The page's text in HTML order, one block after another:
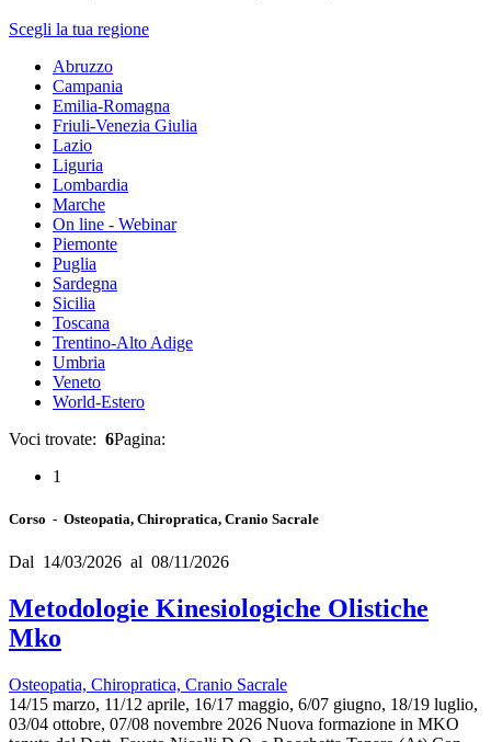
Scegli la tua regione
Abruzzo
Campania
Emilia-Romagna
Friuli-Venezia Giulia
Lazio
Liguria
Lombardia
Marche
On line - Webinar
Piemonte
Puglia
Sardegna
Sicilia
Toscana
Trentino-Alto Adige
Umbria
Veneto
World-Estero
Voci trovate: 6Pagina:
1
Corso - Osteopatia, Chiropratica, Cranio Sacrale
Dal 14/03/2026 al 08/11/2026
Metodologie Kinesiologiche Olistiche
Mko
Osteopatia, Chiropratica, Cranio Sacrale
14/15 marzo, 11/12 aprile, 16/17 maggio, 6/07 giugno, 18/19 luglio,
03/04 ottobre, 07/08 novembre 2026 Nuova formazione in MKO